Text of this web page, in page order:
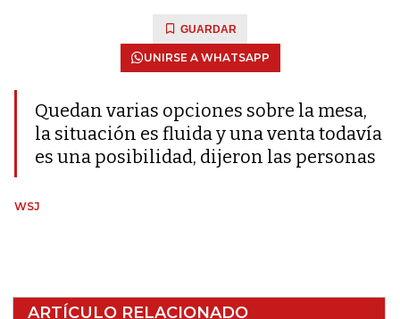
GUARDAR
UNIRSE A WHATSAPP
Quedan varias opciones sobre la mesa,
la situación es fluida y una venta todavía
es una posibilidad, dijeron las personas
WSJ
ARTÍCULO RELACIONADO